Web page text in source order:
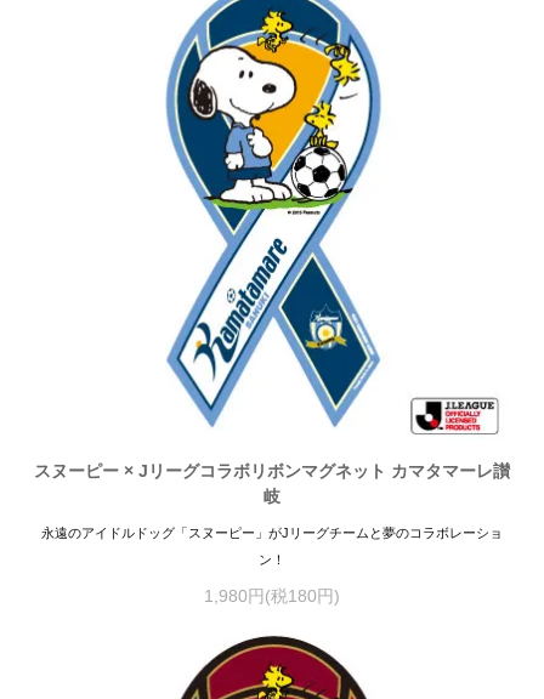
スヌーピー × Jリーグコラボリボンマグネット カマタマーレ讃
岐
永遠のアイドルドッグ「スヌーピー」がJリーグチームと夢のコラボレーショ
ン！
1,980円(税180円)